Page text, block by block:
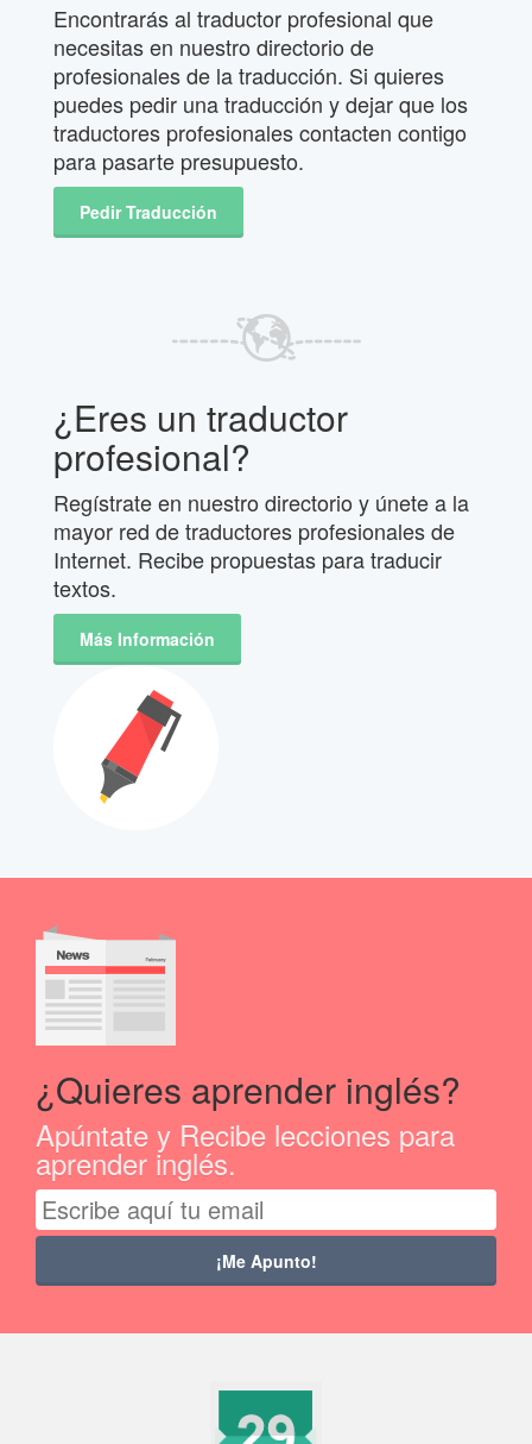
Encontrarás al traductor profesional que
necesitas en nuestro directorio de
profesionales de la traducción. Si quieres
puedes pedir una traducción y dejar que los
traductores profesionales contacten contigo
para pasarte presupuesto.
Pedir Traducción
¿Eres un traductor
profesional?
Regístrate en nuestro directorio y únete a la
mayor red de traductores profesionales de
Internet. Recibe propuestas para traducir
textos.
Más Información
¿Quieres aprender inglés?
Apúntate y Recibe lecciones para
aprender inglés.